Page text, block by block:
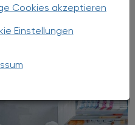
Cookies akzeptieren
Einstellungen
gesamte